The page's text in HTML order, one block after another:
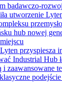
badawczo-
utworzenie
hub nowej
przyspiesza
Industrial Hub
zaawansowane